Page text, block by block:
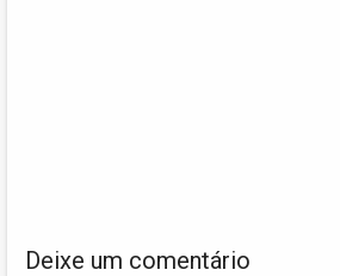
Deixe um comentário